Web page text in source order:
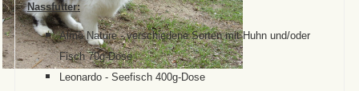
Nassfutter:
Almo Nature - verschiedene Sorten mit Huhn und/oder
Fisch 70g-Dose
Leonardo - Seefisch 400g-Dose